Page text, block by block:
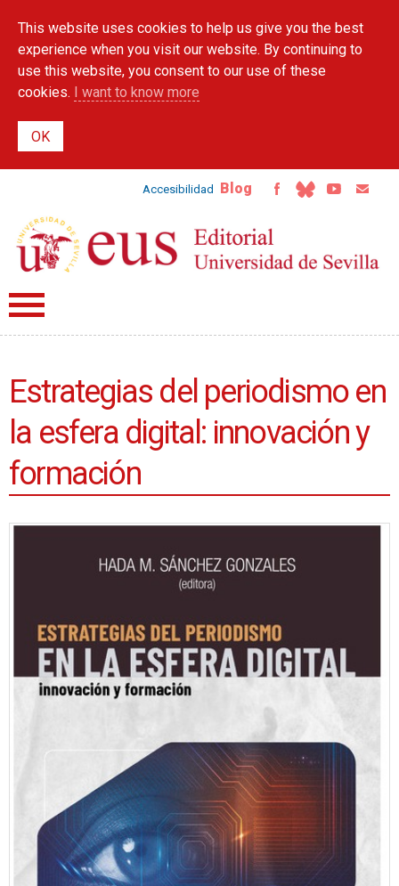
main
content
This website uses cookies to help us give you the best
experience when you visit our website. By continuing to
use this website, you consent to our use of these
cookies. I want to know more
Accesibilidad Blog
Estrategias del periodismo en
la esfera digital: innovación y
formación